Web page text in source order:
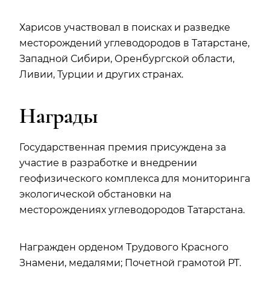
Харисов участвовал в поисках и разведке
месторождений углеводородов в Татарстане,
Западной Сибири, Оренбургской области,
Ливии, Турции и других странах.
Награды
Государственная премия присуждена за
участие в разработке и внедрении
геофизического комплекса для мониторинга
экологической обстановки на
месторождениях углеводородов Татарстана.
Награжден орденом Трудового Красного
Знамени, медалями; Почетной грамотой РТ.